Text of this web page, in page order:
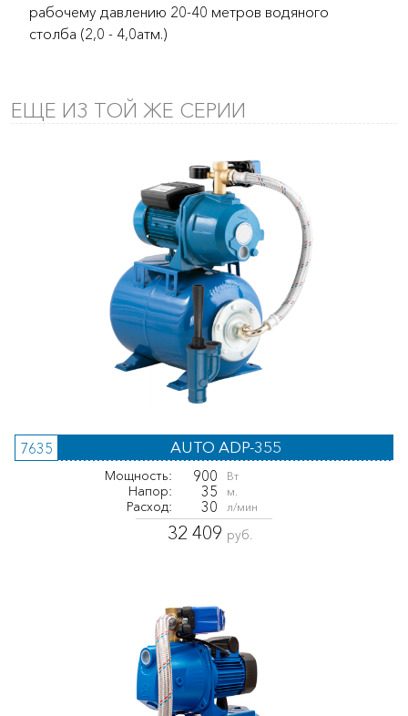
рабочему давлению 20-40 метров водяного
столба (2,0 - 4,0атм.)
ЕЩЕ ИЗ ТОЙ ЖЕ СЕРИИ
7635 AUTO ADP-355
Мощность: 900 Вт
Напор: 35 м.
Расход: 30 л/мин
32 409 руб.